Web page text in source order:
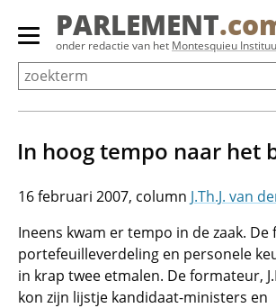
Overslaan
Primair
menu
tonen/verbergen
PARLEMENT
onder redactie van het Montesquieu
In hoog tempo naar het
16 februari 2007
J.Th.J. van
Ineens kwam er tempo in de zaak. De
portefeuilleverdeling en personele
in krap twee etmalen. De formateur,
kon zijn lijstje kandidaat-ministers en